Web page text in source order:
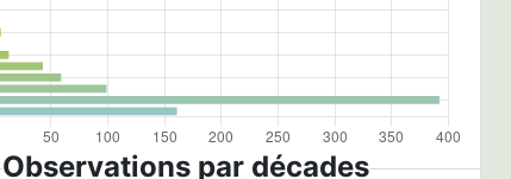
Observations par décades